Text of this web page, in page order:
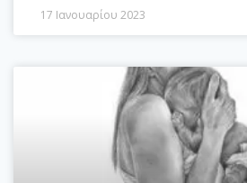
17 Ιανουαρίου 2023